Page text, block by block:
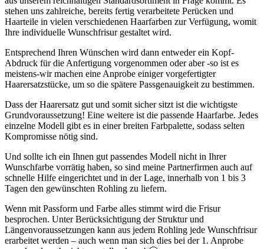
stehen uns zahlreiche, bereits fertig verarbeitete Perücken und
Haarteile in vielen verschiedenen Haarfarben zur Verfügung, womit
Ihre individuelle Wunschfrisur gestaltet wird.
Entsprechend Ihren Wünschen wird dann entweder ein Kopf-
Abdruck für die Anfertigung vorgenommen oder aber -so ist es
meistens-wir machen eine Anprobe einiger vorgefertigter
Haarersatzstücke, um so die spätere Passgenauigkeit zu bestimmen.
Dass der Haarersatz gut und somit sicher sitzt ist die wichtigste
Grundvoraussetzung! Eine weitere ist die passende Haarfarbe. Jedes
einzelne Modell gibt es in einer breiten Farbpalette, sodass selten
Kompromisse nötig sind.
Und sollte ich ein Ihnen gut passendes Modell nicht in Ihrer
Wunschfarbe vorrätig haben, so sind meine Partnerfirmen auch auf
schnelle Hilfe eingerichtet und in der Lage, innerhalb von 1 bis 3
Tagen den gewünschten Rohling zu liefern.
Wenn mit Passform und Farbe alles stimmt wird die Frisur
besprochen. Unter Berücksichtigung der Struktur und
Längenvoraussetzungen kann aus jedem Rohling jede Wunschfrisur
erarbeitet werden – auch wenn man sich dies bei der 1. Anprobe